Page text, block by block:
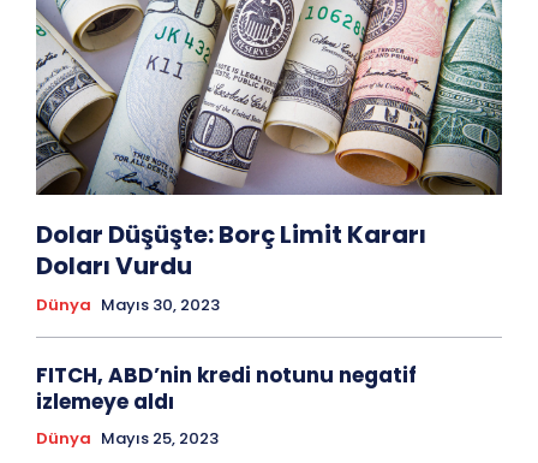
Dolar Düşüşte: Borç Limit Kararı
Doları Vurdu
Dünya Mayıs 30, 2023
FITCH, ABD’nin kredi notunu negatif
izlemeye aldı
Dünya Mayıs 25, 2023